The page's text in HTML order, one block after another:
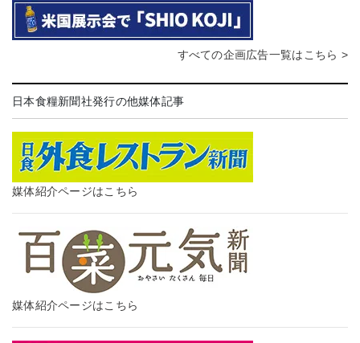
すべての企画広告一覧はこちら >
日本食糧新聞社発行の他媒体記事
媒体紹介ページはこちら
媒体紹介ページはこちら